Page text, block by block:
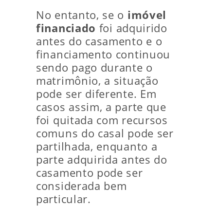
No entanto, se o imóvel
financiado foi adquirido
antes do casamento e o
financiamento continuou
sendo pago durante o
matrimônio, a situação
pode ser diferente. Em
casos assim, a parte que
foi quitada com recursos
comuns do casal pode ser
partilhada, enquanto a
parte adquirida antes do
casamento pode ser
considerada bem
particular.